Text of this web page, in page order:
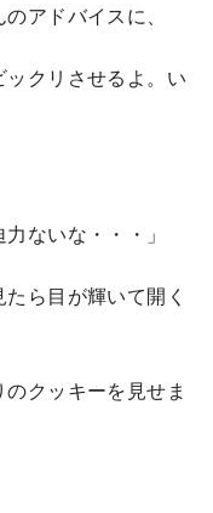
アドバイスに、
ックリさせるよ。い
ないな・・・」
ら目が輝いて開く
クッキーを見せま